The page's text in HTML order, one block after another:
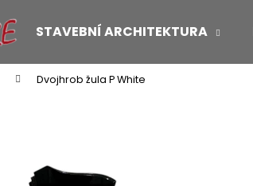
STAVEBNÍ ARCHITEKTURA
Dvojhrob žula P White